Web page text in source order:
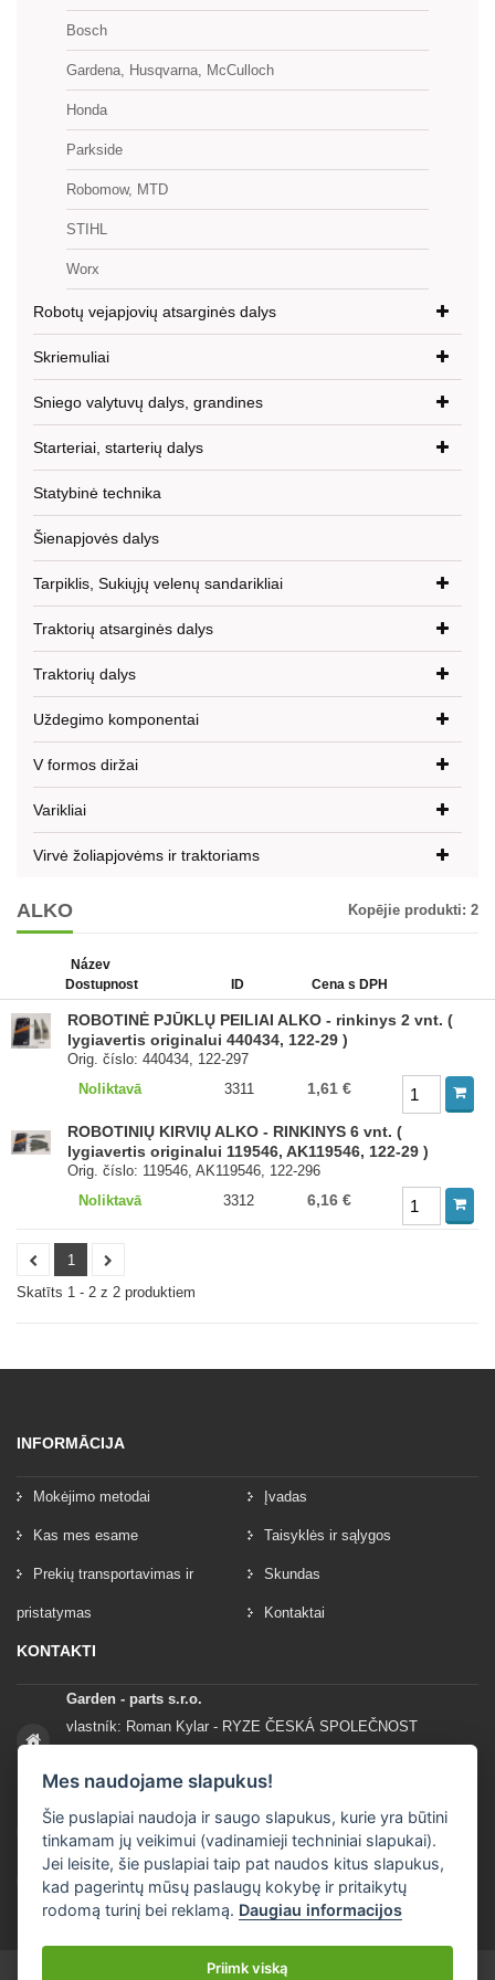
Bosch
Gardena, Husqvarna, McCulloch
Honda
Parkside
Robomow, MTD
STIHL
Worx
Robotų vejapjovių atsarginės dalys
Skriemuliai
Sniego valytuvų dalys, grandines
Starteriai, starterių dalys
Statybinė technika
Šienapjovės dalys
Tarpiklis, Sukiųjų velenų sandarikliai
Traktorių atsarginės dalys
Traktorių dalys
Uždegimo komponentai
V formos diržai
Varikliai
Virvė žoliapjovėms ir traktoriams
ALKO Kopējie produkti: 2
Název
Dostupnost
ID Cena s DPH
ROBOTINĖ PJŪKLŲ PEILIAI ALKO - rinkinys 2 vnt. (
lygiavertis originalui 440434, 122-29 )
Orig. číslo: 440434, 122-297
Noliktavā
3311 1,61 €
ROBOTINIŲ KIRVIŲ ALKO - RINKINYS 6 vnt. (
lygiavertis originalui 119546, AK119546, 122-29 )
Orig. číslo: 119546, AK119546, 122-296
Noliktavā
3312 6,16 €
1
Skatīts 1 - 2 z 2 produktiem
INFORMĀCIJA
Mokėjimo metodai Įvadas
Kas mes esame Taisyklės ir sąlygos
Prekių transportavimas ir
pristatymas
Skundas
Kontaktai
KONTAKTI
Garden - parts s.r.o.
vlastník: Roman Kylar - RYZE ČESKÁ SPOLEČNOST
56935 Mladějov na Moravě
+420 777 96 96 03
info@garden-parts.cz
Mes naudojame slapukus!
Šie puslapiai naudoja ir saugo slapukus, kurie yra būtini
tinkamam jų veikimui (vadinamieji techniniai slapukai).
Jei leisite, šie puslapiai taip pat naudos kitus slapukus,
kad pagerintų mūsų paslaugų kokybę ir pritaikytų
rodomą turinį bei reklamą. Daugiau informacijos
Priimk viską